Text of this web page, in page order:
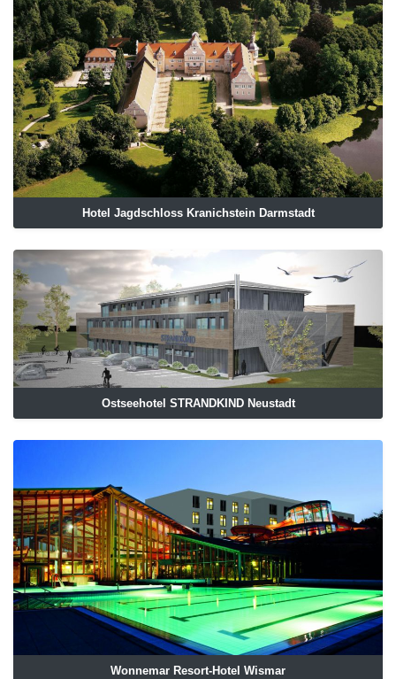
Hotel Jagdschloss Kranichstein Darmstadt
Ostseehotel STRANDKIND Neustadt
Wonnemar Resort-Hotel Wismar